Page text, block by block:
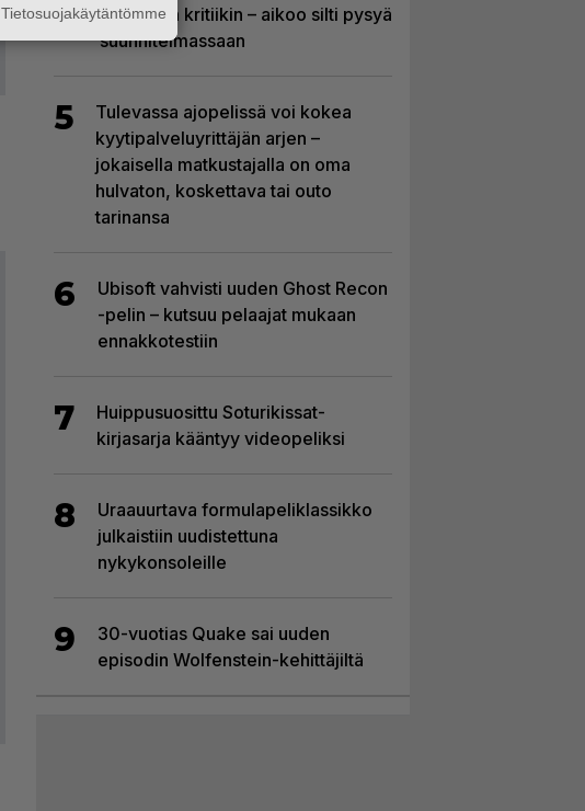
nousseen kritiikin – aikoo silti pysyä
suunnitelmassaan
5
Tulevassa ajopelissä voi kokea
kyytipalveluyrittäjän arjen –
jokaisella matkustajalla on oma
hulvaton, koskettava tai outo
tarinansa
6
Ubisoft vahvisti uuden Ghost Recon
-pelin – kutsuu pelaajat mukaan
ennakkotestiin
7
Huippusuosittu Soturikissat-
kirjasarja kääntyy videopeliksi
8
Uraauurtava formulapeliklassikko
julkaistiin uudistettuna
nykykonsoleille
9
30-vuotias Quake sai uuden
episodin Wolfenstein-kehittäjiltä
Tietosuojakäytäntömme